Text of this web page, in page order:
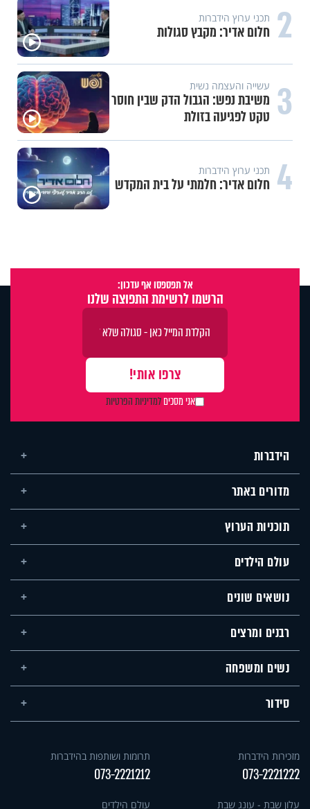
2 תכני ערוץ הידברות
חלום אדיר: מקבץ סגולות
3 עשייה והעצמה נשית
משיבת נפש: הגבול הדק שבין חוסר
טקט לפגיעה בזולת
4 תכני ערוץ הידברות
חלום אדיר: חלמתי על בית המקדש
אל תפספסו אף עדכון:
הרשמו לרשימת התפוצה שלנו
אני מסכיםלמדיניות הפרטיות
הידברות
מדורים באתר
תוכניות הערוץ
עולם הילדים
נושאים שונים
רבנים ומרצים
נשים ומשפחה
סידור
מזכירות הידברות
073-2221222
תרומות ושותפות בהידברות
073-2221212
עלון שבת - עונג שבת עולם הילדים